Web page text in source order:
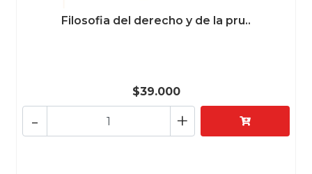
Filosofia del derecho y de la pru..
$39.000
+
-